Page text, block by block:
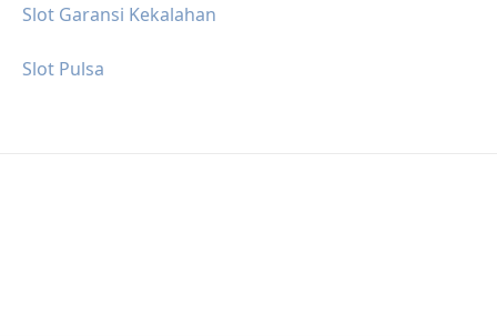
Slot Garansi Kekalahan
Slot Pulsa